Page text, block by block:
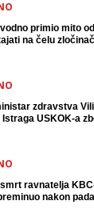
primio mito
na čelu
zdravstva
USKOK-a
ravnatelja
nakon